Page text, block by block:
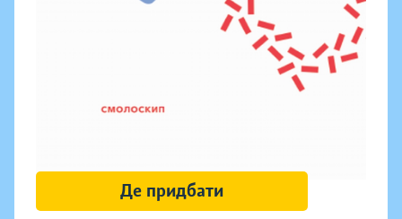
Де придбати